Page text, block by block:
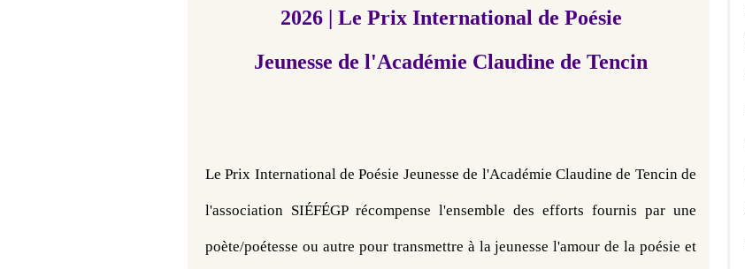
2026 | Le Prix International de Poésie
Jeunesse de l'Académie Claudine de Tencin
Le Prix International de Poésie Jeunesse de l'Académie Claudine de Tencin de
l'association SIÉFÉGP récompense l'ensemble des efforts fournis par une
poète/poétesse ou autre pour transmettre à la jeunesse l'amour de la poésie et